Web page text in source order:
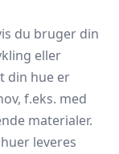
du bruger din
eller
din hue er
f.eks. med
materialer.
leveres